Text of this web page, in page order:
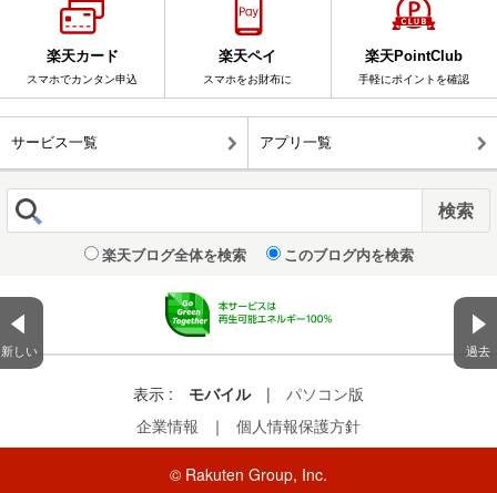
新しい 過去
楽天カード
スマホでカンタン申込
楽天ペイ
スマホをお財布に
楽天PointClub
手軽にポイントを確認
サービス一覧 アプリ一覧
楽天ブログ全体を検索 このブログ内を検索
表示 : モバイル |
パソコン版
企業情報
｜ 個人情報保護方針
© Rakuten Group, Inc.